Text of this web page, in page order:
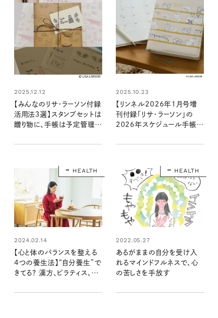
2025.12.12
【みんなのリサ・ラーソン付録
活用法3選】スタンプセットは
贈り物に、手帳は予定管理に
2025.10.23
【リンネル2026年1月号増
刊付録「リサ・ラーソン」の
2026年スケジュール手帳】
が楽しみに（11/19発売リン
HEALTH
2024.02.14
【心と体のバランスを整える
4つの養生法】“自分養生”で
きてる？ 漢方、ピラティス、マ
でケアを。
HEALTH
2022.05.27
あるがままの自分を受け入
れるマインドフルネスで、心
の苦しさを手放す